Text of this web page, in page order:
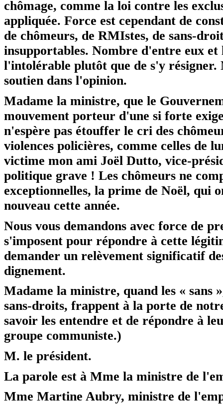
chômage, comme la loi contre les
appliquée. Force est cependant de
de chômeurs, de RMIstes, de sans-
insupportables. Nombre d'entre eux
l'intolérable plutôt que de s'y résigner.
soutien dans l'opinion.
Madame la ministre, que le
mouvement porteur d'une si forte
n'espère pas étouffer le cri des
violences policières, comme celles de
victime mon ami Joël Dutto, vice-
politique grave ! Les chômeurs ne
exceptionnelles, la prime de Noël, qui
nouveau cette année.
Nous vous demandons avec force de
s'imposent pour répondre à cette
demander un relèvement significatif
dignement.
Madame la ministre, quand les « sans
sans-droits, frappent à la porte de
savoir les entendre et de répondre à
groupe communiste.)
M. le président.
La parole est à Mme la ministre de
Mme Martine Aubry, ministre de